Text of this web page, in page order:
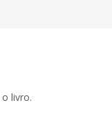
livro.